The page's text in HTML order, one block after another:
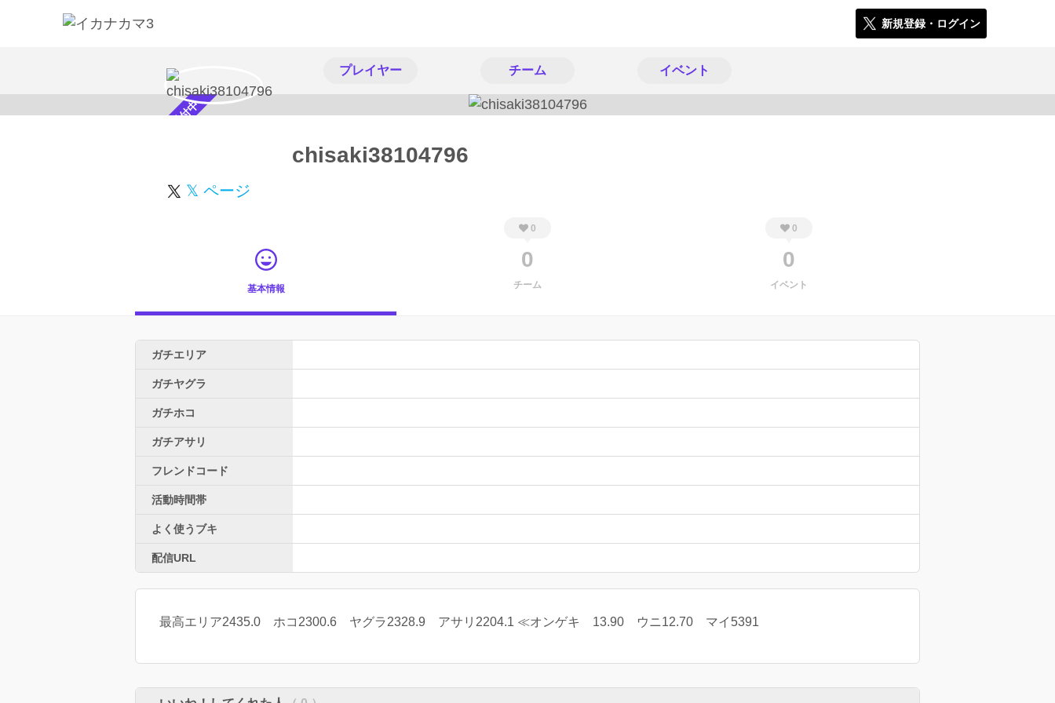
新規登録・ログイン
プレイヤー チーム イベント
スカウト受付中 chisaki38104796
𝕏 ページ
基本情報
0
0
チーム
0
0
イベント
ガチエリア
ガチヤグラ
ガチホコ
ガチアサリ
フレンドコード
活動時間帯
よく使うブキ
配信URL
最高エリア2435.0 ホコ2300.6 ヤグラ2328.9 アサリ2204.1 ≪オンゲキ 13.90 ウニ12.70 マイ5391